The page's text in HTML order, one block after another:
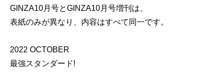
GINZA10月号とGINZA10月号増刊は、
表紙のみが異なり、内容はすべて同一です。
2022 OCTOBER
最強スタンダード!